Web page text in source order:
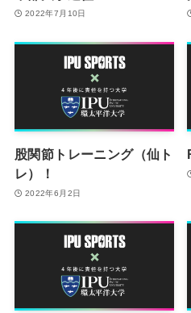
2022年7月10日
股関節トレーニング（仙ト
レ）！
2022年6月2日